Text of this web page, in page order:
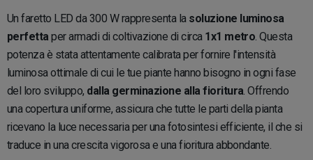
Un faretto LED da 300 W rappresenta la soluzione luminosa
perfetta per armadi di coltivazione di circa 1x1 metro. Questa
potenza è stata attentamente calibrata per fornire l'intensità
luminosa ottimale di cui le tue piante hanno bisogno in ogni fase
del loro sviluppo, dalla germinazione alla fioritura. Offrendo
una copertura uniforme, assicura che tutte le parti della pianta
ricevano la luce necessaria per una fotosintesi efficiente, il che si
traduce in una crescita vigorosa e una fioritura abbondante.